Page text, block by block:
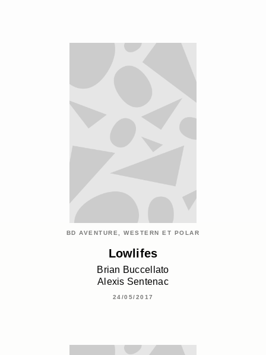
BD AVENTURE, WESTERN ET POLAR
Lowlifes
Brian Buccellato
Alexis Sentenac
24/05/2017